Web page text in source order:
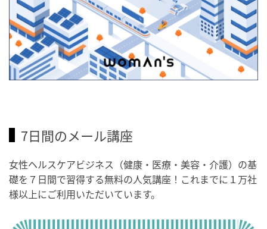
7日間のメール講座
女性ヘルスケアビジネス（健康・医療・美容・介護）の基
礎を７日間で習得する無料の人気講座！これまでに１万社
様以上にご利用いただいています。